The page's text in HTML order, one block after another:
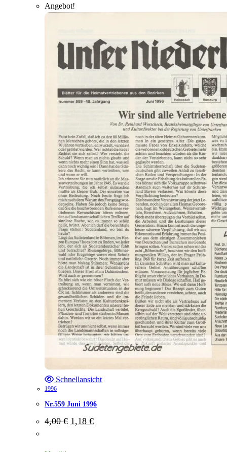
Angebot!
Schnellansicht
1996
Nr.559 Juni 1996
4,00€ Ursprünglicher
Preis
1,18 €Aktueller
Preis